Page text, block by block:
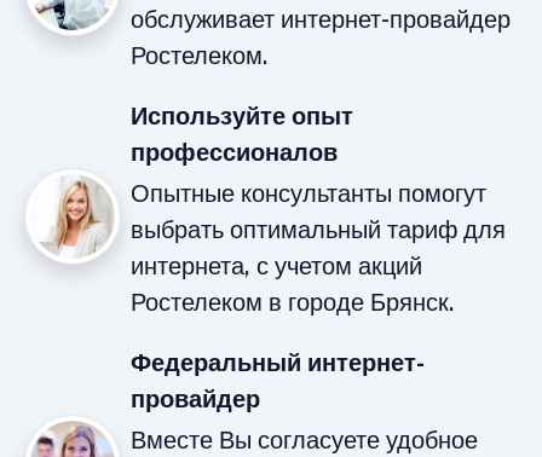
обслуживает интернет-провайдер
Ростелеком.
Используйте опыт
профессионалов
Опытные консультанты помогут
выбрать оптимальный тариф для
интернета, с учетом акций
Ростелеком в городе Брянск.
Федеральный интернет-
провайдер
Вместе Вы согласуете удобное